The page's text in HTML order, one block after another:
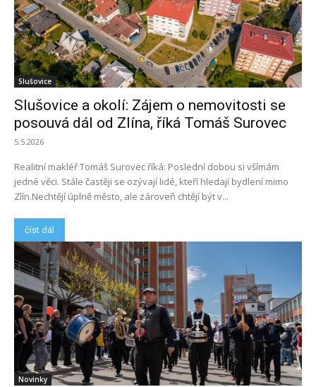
Slušovice
Slušovice a okolí: Zájem o nemovitosti se
posouvá dál od Zlína, říká Tomáš Surovec
5.5.2026
Realitní makléř Tomáš Surovec říká: Poslední dobou si všímám
jedné věci. Stále častěji se ozývají lidé, kteří hledají bydlení mimo
Zlín.Nechtějí úplně město, ale zároveň chtějí být v...
číst dál
Novinky